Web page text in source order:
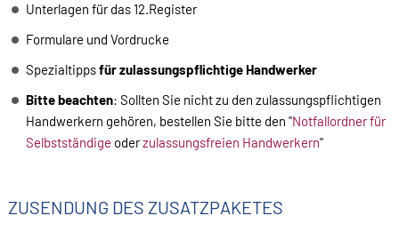
Unterlagen für das 12.Register
Formulare und Vordrucke
Spezialtippsfür zulassungspflichtige Handwerker
Bitte beachten: Sollten Sie nicht zu den zulassungspflichtigen
Handwerkern gehören, bestellen Sie bitte den "Notfallordner für
Selbstständige oderzulassungsfreien Handwerkern"
ZUSENDUNG DES ZUSATZPAKETES